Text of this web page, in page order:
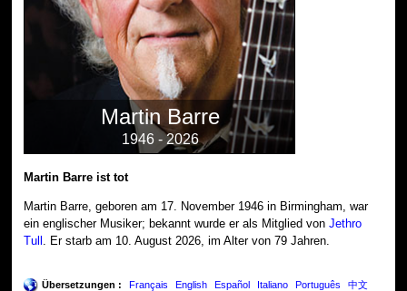
Martin Barre
1946 - 2026
Martin Barre ist tot
Martin Barre, geboren am 17. November 1946 in Birmingham, war
ein englischer Musiker; bekannt wurde er als Mitglied vonJethro
Tull . Er starb am 10. August 2026, im Alter von 79 Jahren.
Übersetzungen : Français English Español Italiano Português 中文